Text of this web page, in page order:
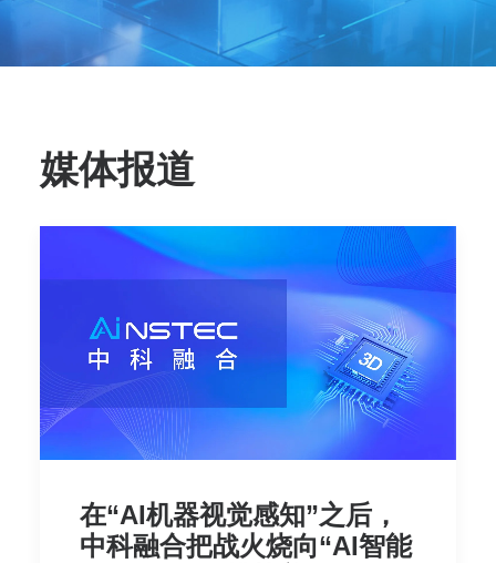
SEARCH
媒体报道
在“AI机器视觉感知”之后，
中科融合把战火烧向“AI智能